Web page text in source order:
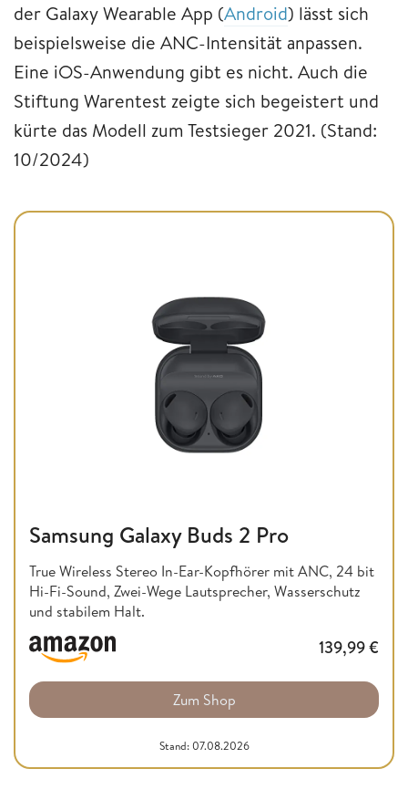
der Galaxy Wearable App (Android) lässt sich
beispielsweise die ANC-Intensität anpassen.
Eine iOS-Anwendung gibt es nicht. Auch die
Stiftung Warentest zeigte sich begeistert und
kürte das Modell zum Testsieger 2021. (Stand:
10/2024)
Samsung Galaxy Buds 2 Pro
True Wireless Stereo In-Ear-Kopfhörer mit ANC, 24 bit
Hi-Fi-Sound, Zwei-Wege Lautsprecher, Wasserschutz
und stabilem Halt.
139,99€
Zum Shop
Stand: 07.08.2026